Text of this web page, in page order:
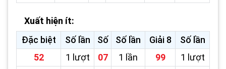
Xuất hiện ít:
Đặc biệt
Số lần Số Số lần Giải 8
Số lần
52
1 lượt 07 1 lần 99
1 lượt